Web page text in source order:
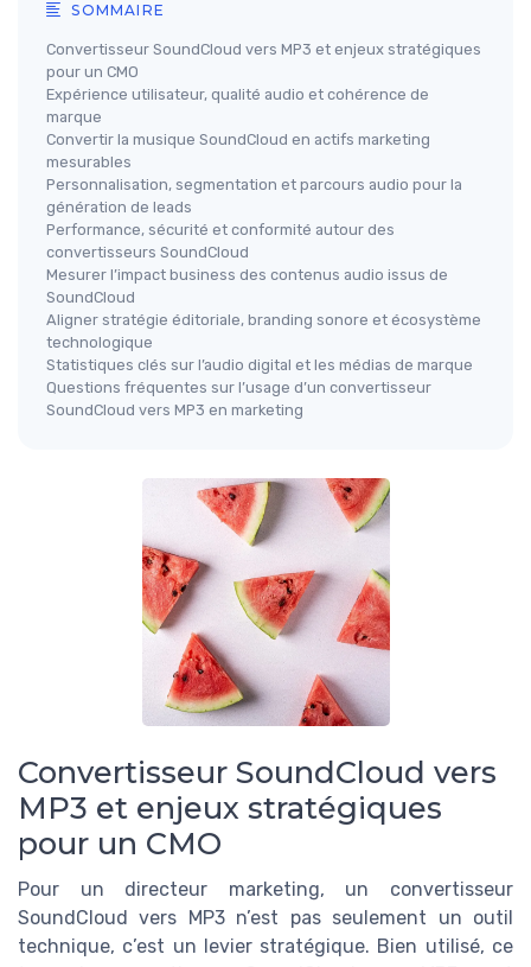
SOMMAIRE
Convertisseur SoundCloud vers MP3 et enjeux stratégiques
pour un CMO
Expérience utilisateur, qualité audio et cohérence de
marque
Convertir la musique SoundCloud en actifs marketing
mesurables
Personnalisation, segmentation et parcours audio pour la
génération de leads
Performance, sécurité et conformité autour des
convertisseurs SoundCloud
Mesurer l’impact business des contenus audio issus de
SoundCloud
Aligner stratégie éditoriale, branding sonore et écosystème
technologique
Statistiques clés sur l’audio digital et les médias de marque
Questions fréquentes sur l’usage d’un convertisseur
SoundCloud vers MP3 en marketing
Convertisseur SoundCloud vers
MP3 et enjeux stratégiques
pour un CMO
Pour un directeur marketing, un convertisseur
SoundCloud vers MP3 n’est pas seulement un outil
technique, c’est un levier stratégique. Bien utilisé, ce